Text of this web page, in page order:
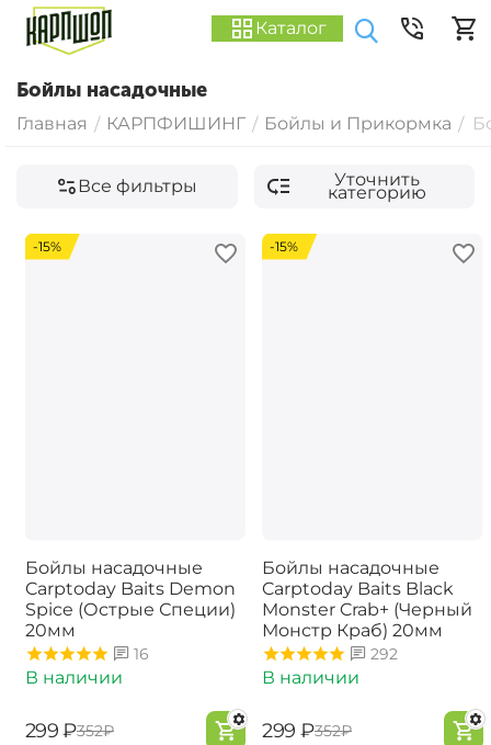
Каталог
Бойлы насадочные
Главная / КАРПФИШИНГ / Бойлы и Прикормка /
Все фильтры Уточнить
категорию
-15%
Бойлы насадочные
Carptoday Baits Demon
Spice (Острые Специи)
20мм
16
В наличии
‍299‍ ₽‍352‍₽
-15%
Бойлы насадочные
Carptoday Baits Black
Monster Crab+ (Черный
Монстр Краб) 20мм
292
В наличии
‍299‍ ₽‍352‍₽